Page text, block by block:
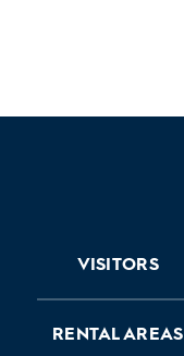
VISITORS
RENTAL AREAS